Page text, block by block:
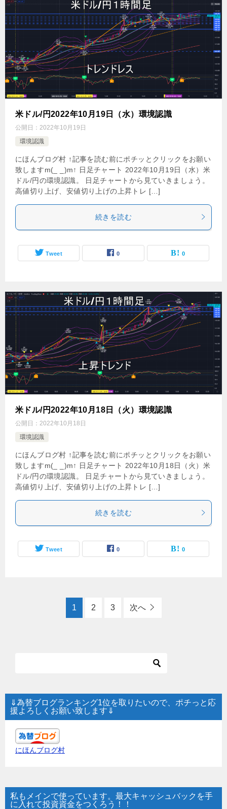
米ドル/円2022年10月19日（水）環境認識
公開日： 2022年10月19日
環境認識
にほんブログ村 ↑記事を読む前にポチッとクリックをお願い
致しますm(_ _)m↑ 日足チャート 2022年10月19日（水）米
ドル/円の環境認識。 日足チャートから見ていきましょう。
高値切り上げ、安値切り上げの上昇トレ […]
続きを読む
Tweet 0 0
米ドル/円2022年10月18日（火）環境認識
公開日： 2022年10月18日
環境認識
にほんブログ村 ↑記事を読む前にポチッとクリックをお願い
致しますm(_ _)m↑ 日足チャート 2022年10月18日（火）米
ドル/円の環境認識。 日足チャートから見ていきましょう。
高値切り上げ、安値切り上げの上昇トレ […]
続きを読む
Tweet 0 0
1 2 3 次へ
⇓為替ブログランキング1位を取りたいので、ポチっと応
援よろしくお願い致します⇓
にほんブログ村
私もメインで使っています。最大キャッシュバックを手
に入れて投資資金をつくろう！！